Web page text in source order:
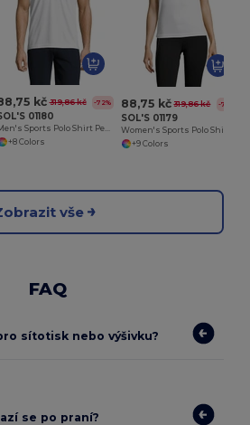
kč 319,86 kč -72%
01180
Men's Sports Polo Shirt Performer
+8 Colors
88,75 kč 319,86 kč -72%
SOL'S 01179
+9 Colors
vše
FAQ
sítotisk nebo výšivku?
se po praní?